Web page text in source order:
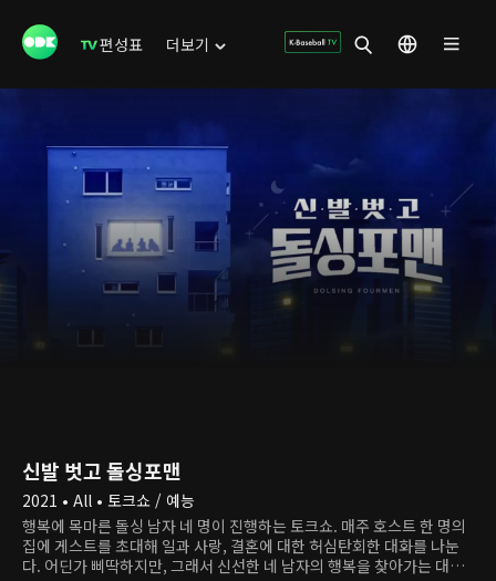
편성표 더보기
신발 벗고 돌싱포맨
2021 • All • 토크쇼 / 예능
행복에 목마른 돌싱 남자 네 명이 진행하는 토크쇼. 매주 호스트 한 명의
집에 게스트를 초대해 일과 사랑, 결혼에 대한 허심탄회한 대화를 나눈
다. 어딘가 삐딱하지만, 그래서 신선한 네 남자의 행복을 찾아가는 대화